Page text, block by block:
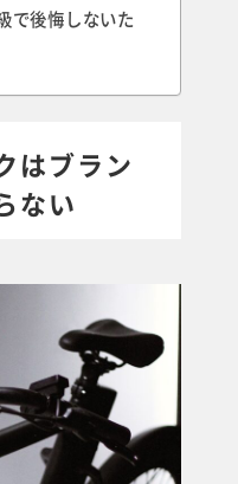
で後悔しないた
はブラン
ない